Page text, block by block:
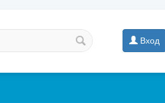
Вход